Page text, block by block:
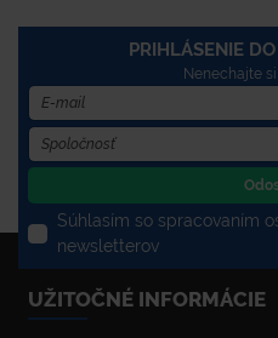
PRIHLÁSENIE
Nenechajte
Súhlasím so spracovaním
newsletterov
UŽITOČNÉ INFORMÁCIE